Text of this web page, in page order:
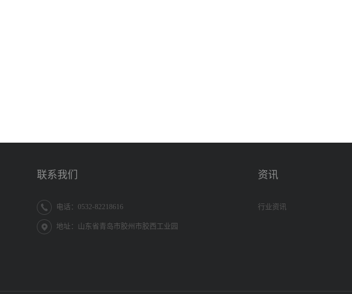
联系我们
电话：0532-82218616
地址：山东省青岛市胶州市胶西工业园
资讯
行业资讯